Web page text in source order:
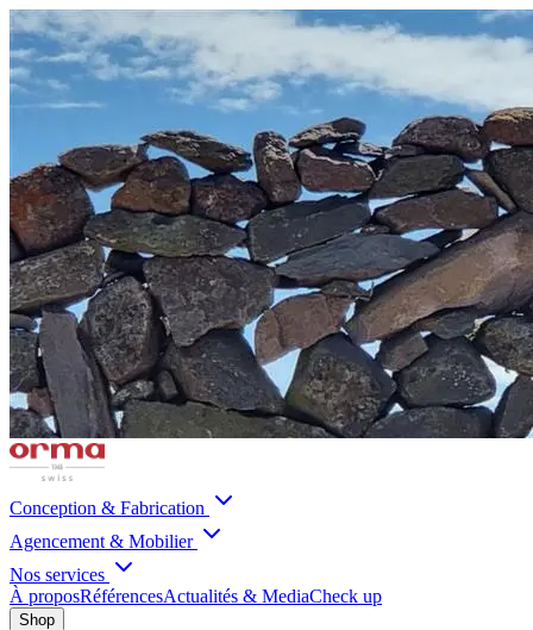
Conception & Fabrication
Agencement & Mobilier
Nos services
À proposRéférencesActualités & MediaCheck up
Shop